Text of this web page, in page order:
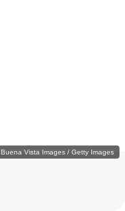
Buena Vista Images / Getty Images